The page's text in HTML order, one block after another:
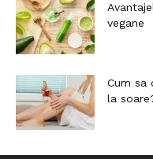
vegane
Cum sa
la